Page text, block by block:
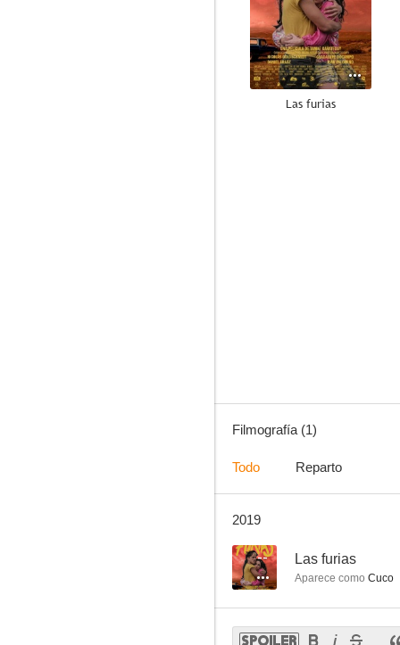
Las furias
Filmografía (1)
Todo Reparto
2019
-- Las furias
Aparece como Cuco